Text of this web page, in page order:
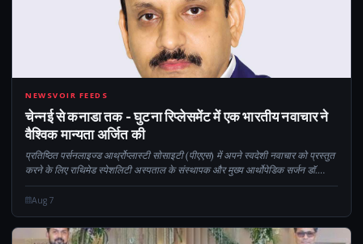
CM
NEWSVOIR FEEDS
चेन्नई से कनाडा तक - घुटना रिप्लेसमेंट में एक भारतीय नवाचार ने
वैश्विक मान्यता अर्जित की
प्रतिष्ठित पर्सनलाइज्ड आर्थ्रोप्लास्टी सोसाइटी (पीएएस) में अपने स्वदेशी नवाचार को प्रस्तुत
करने के लिए राथिमेड स्पेशलिटी अस्पताल के संस्थापक और मुख्य आर्थोपेडिक सर्जन डॉ.
रगुनाथन नारायणस्वामी को निमंत्रण दिया गया...
Aug 7